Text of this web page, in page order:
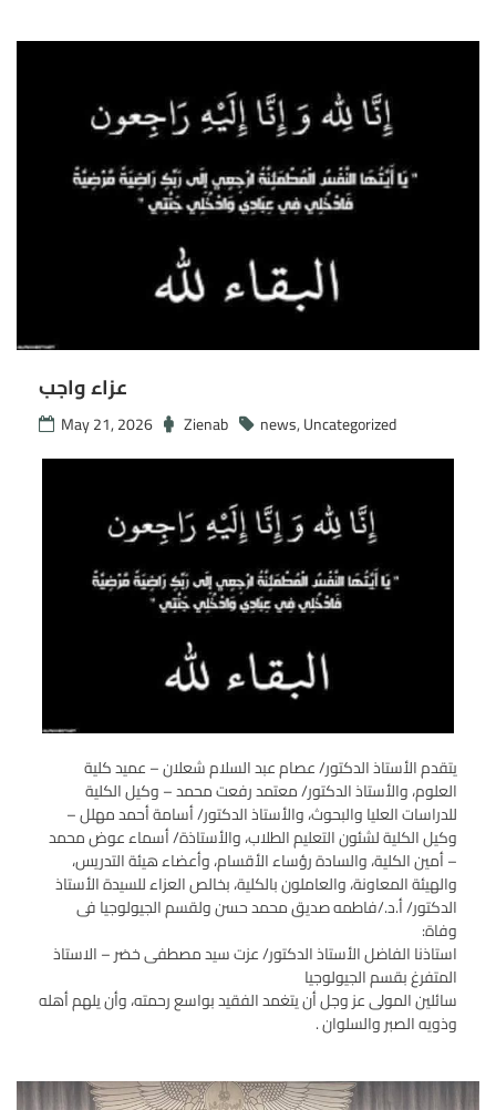
عزاء واجب
May 21, 2026 Zienab news,Uncategorized
يتقدم الأستاذ الدكتور/ عصام عبد السلام شعلان – عميد كلية
العلوم، والأستاذ الدكتور/ معتمد رفعت محمد – وكيل الكلية
للدراسات العليا والبحوث، والأستاذ الدكتور/ أسامة أحمد مهلل –
وكيل الكلية لشئون التعليم الطلاب، والأستاذة/ أسماء عوض محمد
– أمين الكلية، والسادة رؤساء الأقسام، وأعضاء هيئة التدريس،
والهيئة المعاونة، والعاملون بالكلية، بخالص العزاء للسيدة الأستاذ
الدكتور/ أ.د./فاطمه صديق محمد حسن ولقسم الجيولوجيا فى
وفاة:
استاذنا الفاضل الأستاذ الدكتور/ عزت سيد مصطفى خضر – الاستاذ
المتفرغ بقسم الجيولوجيا
سائلين المولى عز وجل أن يتغمد الفقيد بواسع رحمته، وأن يلهم أهله
وذويه الصبر والسلوان .